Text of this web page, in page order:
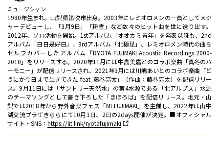
ミュージシャン
1980年生まれ。山梨県笛吹市出身。2003年にレミオロメンの一員としてメジ
ャーデビューし、「3月9日」「粉雪」など数々のヒット曲を世に送り出す。
2012年、ソロ活動を開始。1stアルバム「オオカミ青年」を発表以降も、2nd
アルバム「日日是好日」、3rdアルバム「北極星」、レミオロメン時代の曲を
セルフカバーしたアルバム「RYOTA FUJIMAKI Acoustic Recordings 2000-
2010」をリリースする。2020年11月には中島美嘉とのコラボ楽曲「真冬のハ
ーモニー」が配信リリースされ、2021年3月には川嶋あいとのコラボ楽曲「ど
うにか今日まで生きてきた feat. 藤巻亮太」（作曲：藤巻亮太）を配信リリー
ス。9月11日には「サントリー天然水」の第4水源である「北アルプス」水源
のテーマソングとして書き下ろした「まほろば」を配信リリース。地元・山
梨では2018年から野外音楽フェス「Mt.FUJIMAKI」を主催し、2022年は山中
湖交流プラザきららにて10月1日、2日の2days開催が決定。■オフィシャル
サイト・SNS： https://lit.link/ryotafujimaki